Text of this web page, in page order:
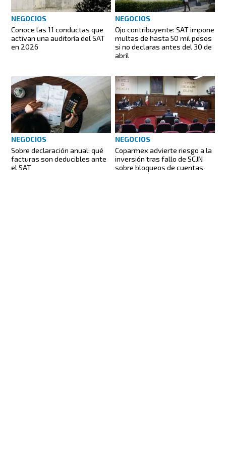
NEGOCIOS
Conoce las 11 conductas que
activan una auditoría del SAT
en 2026
NEGOCIOS
Ojo contribuyente: SAT impone
multas de hasta 50 mil pesos
si no declaras antes del 30 de
abril
NEGOCIOS
Sobre declaración anual: qué
facturas son deducibles ante
el SAT
NEGOCIOS
Coparmex advierte riesgo a la
inversión tras fallo de SCJN
sobre bloqueos de cuentas